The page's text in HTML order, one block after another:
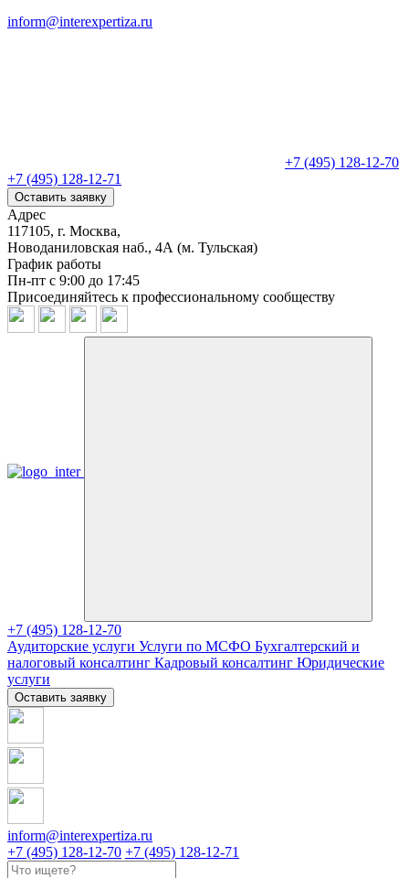
inform@interexpertiza.ru
+7 (495) 128-12-70
+7 (495) 128-12-71
Оставить заявку
Адрес
117105, г. Москва,
Новоданиловская наб., 4А (м. Тульская)
График работы
Пн-пт с 9:00 до 17:45
Присоединяйтесь к профессиональному сообществу
+7 (495) 128-12-70
Аудиторские услуги Услуги по МСФО Бухгалтерский и
налоговый консалтинг Кадровый консалтинг Юридические
услуги
Оставить заявку
inform@interexpertiza.ru
+7 (495) 128-12-70 +7 (495) 128-12-71